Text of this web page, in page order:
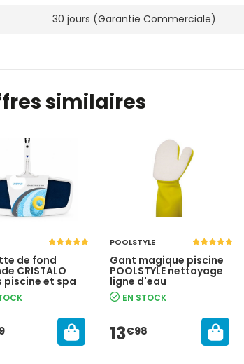
30 jours (Garantie Commerciale)
similaires
de fond
CRISTALO
piscine et spa
POOLSTYLE
Gant magique piscine
POOLSTYLE nettoyage
ligne d'eau
EN STOCK
13€98